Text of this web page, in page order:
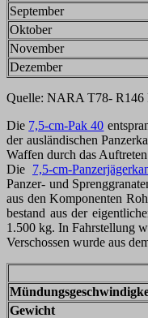
September
Oktober
November
Dezember
Quelle: NARA T78- R146
Die 7,5-cm-Pak 40
der ausländischen
Waffen durch das
Die 7,5-cm-
Panzer- und
aus den Komponenten
bestand aus der
1.500 kg. In Fahrstellung
Verschossen wurde aus
Gewicht